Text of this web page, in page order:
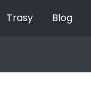
Trasy Blog